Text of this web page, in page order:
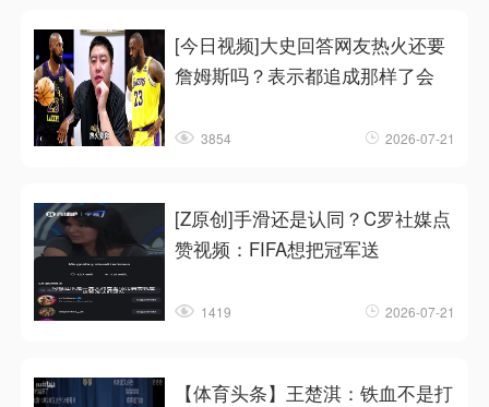
[今日视频]大史回答网友热火还要
詹姆斯吗？表示都追成那样了会
3854 2026-07-21
[Z原创]手滑还是认同？C罗社媒点
赞视频：FIFA想把冠军送
1419 2026-07-21
【体育头条】王楚淇：铁血不是打